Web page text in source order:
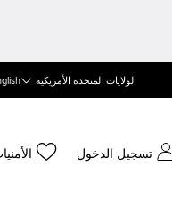
الولايات المتحدة الأمريكية
تسجيل الدخول